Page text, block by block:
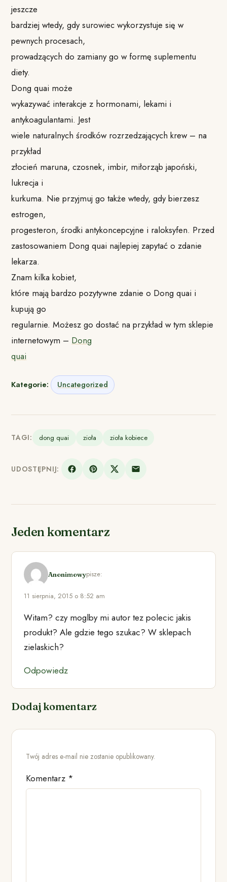
jeszcze
bardziej wtedy, gdy surowiec wykorzystuje się w
pewnych procesach,
prowadzących do zamiany go w formę suplementu
diety.
Dong quai może
wykazywać interakcje z hormonami, lekami i
antykoagulantami. Jest
wiele naturalnych środków rozrzedzających krew – na
przykład
złocień maruna, czosnek, imbir, miłorząb japoński,
lukrecja i
kurkuma. Nie przyjmuj go także wtedy, gdy bierzesz
estrogen,
progesteron, środki antykoncepcyjne i raloksyfen. Przed
zastosowaniem Dong quai najlepiej zapytać o zdanie
lekarza.
Znam kilka kobiet,
które mają bardzo pozytywne zdanie o Dong quai i
kupują go
regularnie. Możesz go dostać na przykład w tym sklepie
internetowym – Dong
quai
Kategorie: Uncategorized
TAGI: dong quai zioła zioła kobiece
UDOSTĘPNIJ:
Jeden komentarz
Anonimowypisze:
11 sierpnia, 2015 o 8:52 am
Witam? czy moglby mi autor tez polecic jakis
produkt? Ale gdzie tego szukac? W sklepach
zielaskich?
Odpowiedz
Dodaj komentarz
Twój adres e-mail nie zostanie opublikowany.
Komentarz *